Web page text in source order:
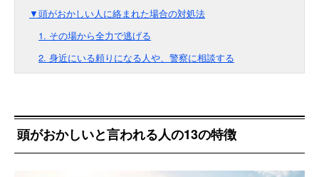
▼頭がおかしい人に絡まれた場合の対処法
1. その場から全力で逃げる
2. 身近にいる頼りになる人や、警察に相談する
頭がおかしいと言われる人の13の特徴